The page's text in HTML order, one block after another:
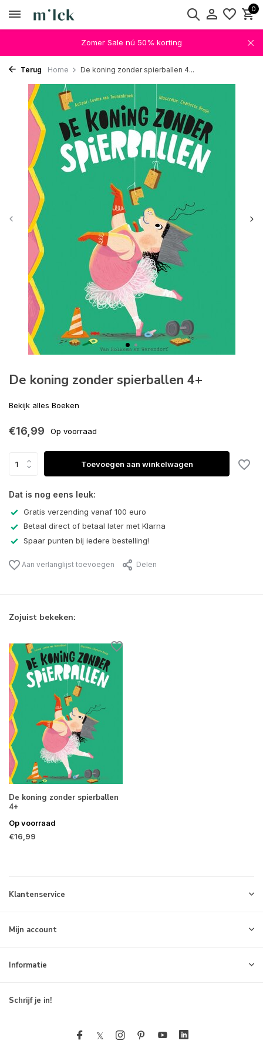
0
Zomer Sale nú 50% korting
Terug Home De koning zonder spierballen 4...
De koning zonder spierballen 4+
Bekijk alles Boeken
€16,99 Op voorraad
Toevoegen aan winkelwagen
Dat is nog eens leuk:
Gratis verzending vanaf 100 euro
Betaal direct of betaal later met Klarna
Spaar punten bij iedere bestelling!
Aan verlanglijst toevoegen Delen
Zojuist bekeken:
De koning zonder spierballen
4+
Op voorraad
€16,99
Klantenservice
Mijn account
Informatie
Schrijf je in!